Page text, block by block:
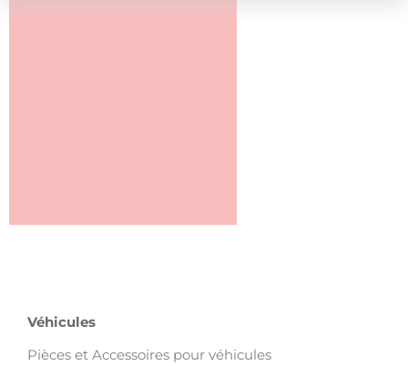
Véhicules
Pièces et Accessoires pour véhicules